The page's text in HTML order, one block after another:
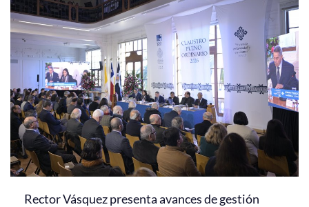
Rector Vásquez presenta avances de gestión